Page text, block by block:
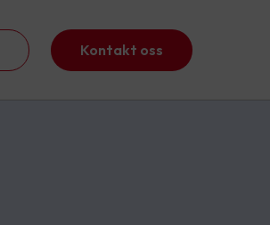
Kontakt oss